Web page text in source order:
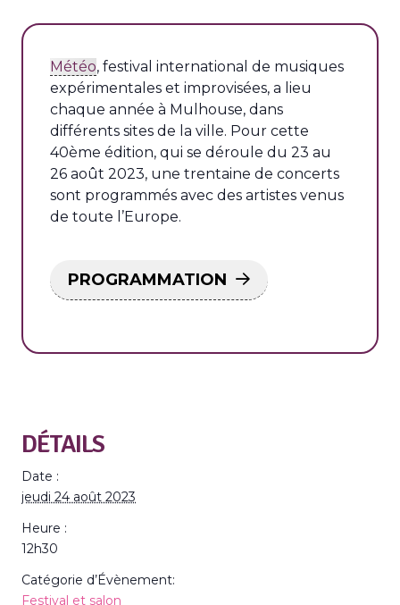
Météo, festival international de musiques
expérimentales et improvisées, a lieu
chaque année à Mulhouse, dans
différents sites de la ville. Pour cette
40ème édition, qui se déroule du 23 au
26 août 2023, une trentaine de concerts
sont programmés avec des artistes venus
de toute l’Europe.
PROGRAMMATION
DÉTAILS
Date :
jeudi 24 août 2023
Heure :
12h30
Catégorie d’Évènement:
Festival et salon